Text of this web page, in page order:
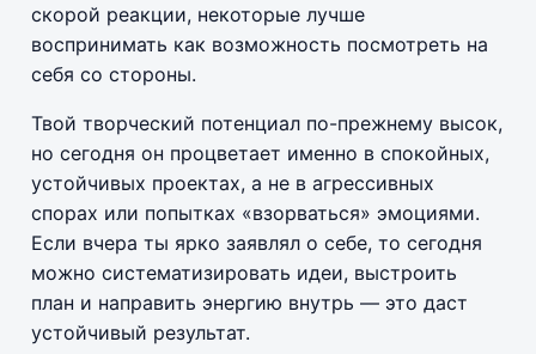
скорой реакции, некоторые лучше
воспринимать как возможность посмотреть на
себя со стороны.
Твой творческий потенциал по-прежнему высок,
но сегодня он процветает именно в спокойных,
устойчивых проектах, а не в агрессивных
спорах или попытках «взорваться» эмоциями.
Если вчера ты ярко заявлял о себе, то сегодня
можно систематизировать идеи, выстроить
план и направить энергию внутрь — это даст
устойчивый результат.